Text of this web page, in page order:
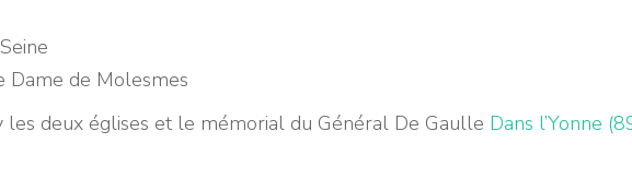
Dame de Molesmes
les deux églises et le mémorial du Général De Gaulle Dans l’Yonne